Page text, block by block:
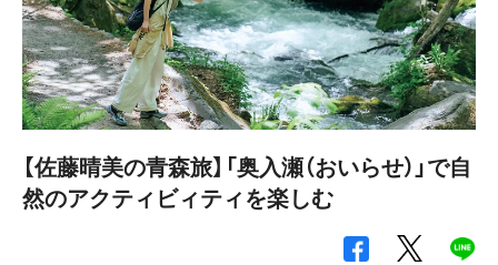
【佐藤晴美の青森旅】「奥入瀬（おいらせ）」で自
然のアクティビィティを楽しむ